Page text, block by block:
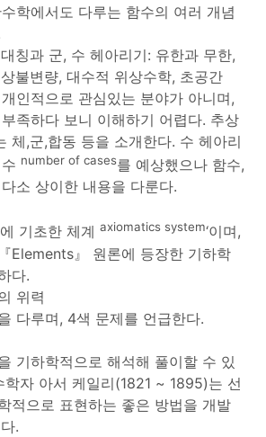
학에서도 다루는 함수의 여러 개념
칭과 군, 수 헤아리기: 유한과 무한,
불변량, 대수적 위상수학, 초공간
인적으로 관심있는 분야가 아니며,
족하다 보니 이해하기 어렵다. 추상
체,군,합동 등을 소개한다. 수 헤아리
number of cases를 예상했으나 함수,
소 상이한 내용을 다룬다.
기초한 체계 axiomatics system‘이며,
Elements』 원론에 등장한 기하학
다.
위력
다루며, 4색 문제를 언급한다.
기하학적으로 해석해 풀이할 수 있
학자 아서 케일리(1821 ~ 1895)는 선
적으로 표현하는 좋은 방법을 개발
.